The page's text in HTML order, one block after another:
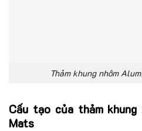
Thảm khung nhôm
Cấu tạo của thảm khung
Mats